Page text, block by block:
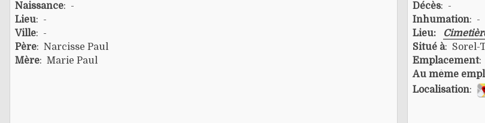
Naissance: -
Lieu: -
Ville: -
Père: Narcisse Paul
Mère: Marie Paul
Décès: -
Inhumation: -
Lieu:
Situé à: Sorel-
Emplacement:
Au même
Localisation: